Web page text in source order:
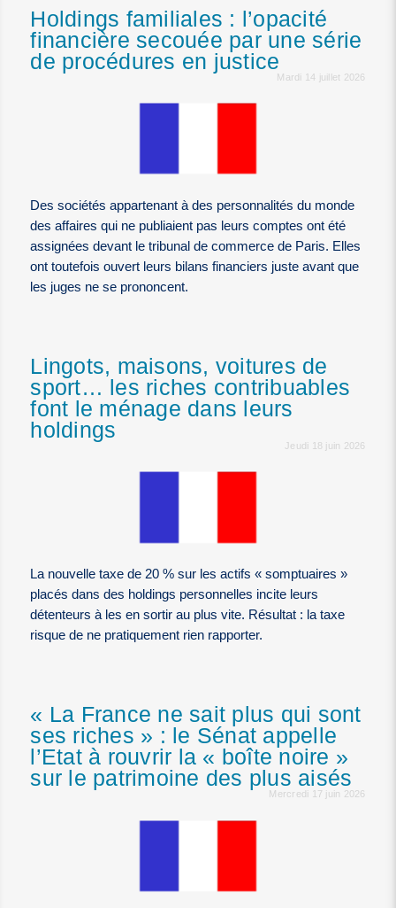
Holdings familiales : l’opacité
financière secouée par une série
de procédures en justice
Mardi 14 juillet 2026
Des sociétés appartenant à des personnalités du monde
des affaires qui ne publiaient pas leurs comptes ont été
assignées devant le tribunal de commerce de Paris. Elles
ont toutefois ouvert leurs bilans financiers juste avant que
les juges ne se prononcent.
Lingots, maisons, voitures de
sport… les riches contribuables
font le ménage dans leurs
holdings
Jeudi 18 juin 2026
La nouvelle taxe de 20 % sur les actifs « somptuaires »
placés dans des holdings personnelles incite leurs
détenteurs à les en sortir au plus vite. Résultat : la taxe
risque de ne pratiquement rien rapporter.
« La France ne sait plus qui sont
ses riches » : le Sénat appelle
l’Etat à rouvrir la « boîte noire »
sur le patrimoine des plus aisés
Mercredi 17 juin 2026